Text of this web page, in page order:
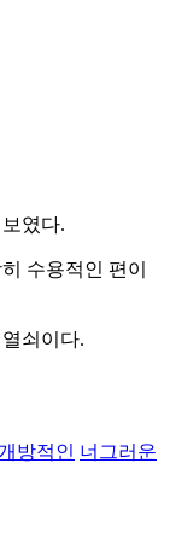
였다.
수용적인 편이
쇠이다.
방적인 너그러운